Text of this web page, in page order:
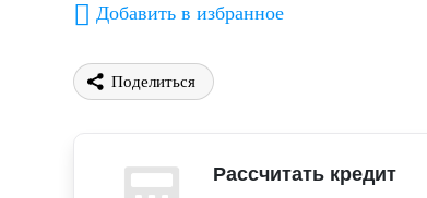
Добавить в избранное
Поделиться
Рассчитать кредит